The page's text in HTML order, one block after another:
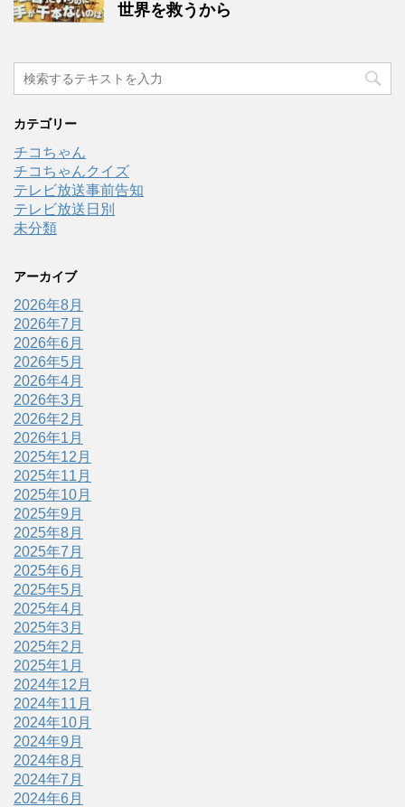
世界を救うから
カテゴリー
チコちゃん
チコちゃんクイズ
テレビ放送事前告知
テレビ放送日別
未分類
アーカイブ
2026年8月
2026年7月
2026年6月
2026年5月
2026年4月
2026年3月
2026年2月
2026年1月
2025年12月
2025年11月
2025年10月
2025年9月
2025年8月
2025年7月
2025年6月
2025年5月
2025年4月
2025年3月
2025年2月
2025年1月
2024年12月
2024年11月
2024年10月
2024年9月
2024年8月
2024年7月
2024年6月